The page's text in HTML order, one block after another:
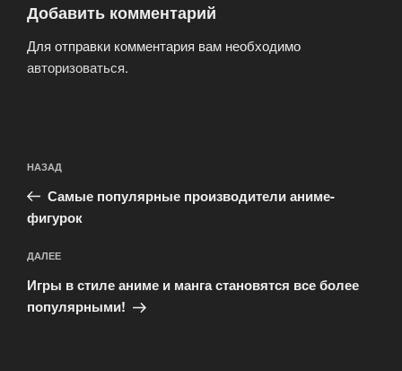
Добавить комментарий
Для отправки комментария вам необходимо
авторизоваться.
по
записям
Предыдущая
запись:
НАЗАД
Самые популярные производители аниме-
фигурок
Следующая
запись
ДАЛЕЕ
Игры в стиле аниме и манга становятся все более
популярными!